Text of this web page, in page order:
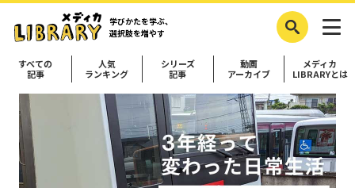
学びかたを学ぶ、
選択肢を増やす
すべての
記事
人気
ランキング
シリーズ
記事
動画
アーカイブ
メディカ
LIBRARYとは